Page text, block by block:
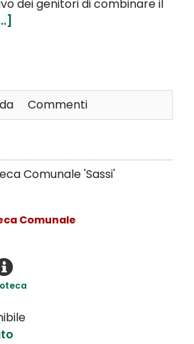
dei genitori di combinare il
Commenti
Comunale 'Sassi'
Comunale